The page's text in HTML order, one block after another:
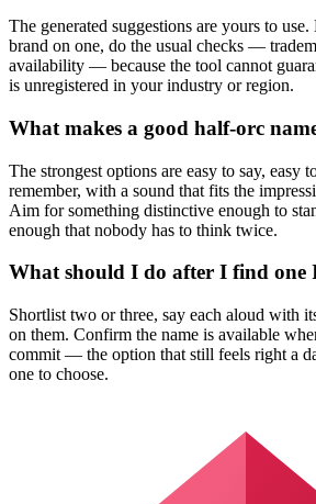
The generated suggestions are yours to
brand on one, do the usual checks —
availability — because the tool cannot
is unregistered in your industry or region.
What makes a good half-orc
The strongest options are easy to say, easy
remember, with a sound that fits the
Aim for something distinctive enough to
enough that nobody has to think twice.
What should I do after I find one
Shortlist two or three, say each aloud with
on them. Confirm the name is available
commit — the option that still feels right a
one to choose.